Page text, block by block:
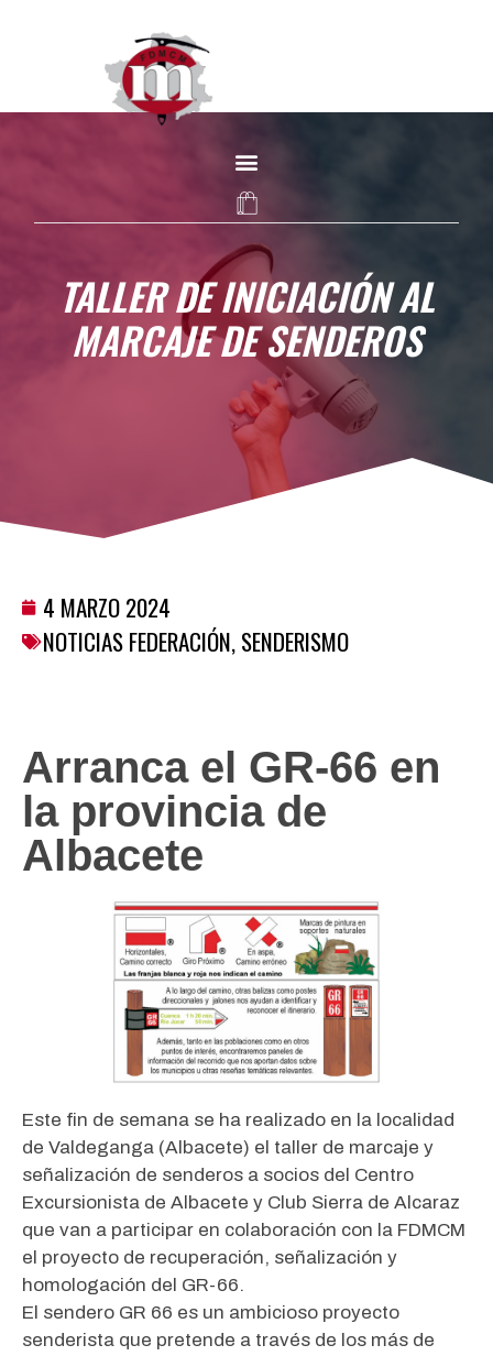
TALLER DE INICIACIÓN AL
MARCAJE DE SENDEROS
4 MARZO 2024
NOTICIAS FEDERACIÓN,SENDERISMO
Arranca el GR-66 en
la provincia de
Albacete
Este fin de semana se ha realizado en la localidad
de Valdeganga (Albacete) el taller de marcaje y
señalización de senderos a socios del Centro
Excursionista de Albacete y Club Sierra de Alcaraz
que van a participar en colaboración con la FDMCM
el proyecto de recuperación, señalización y
homologación del GR-66.
El sendero GR 66 es un ambicioso proyecto
senderista que pretende a través de los más de